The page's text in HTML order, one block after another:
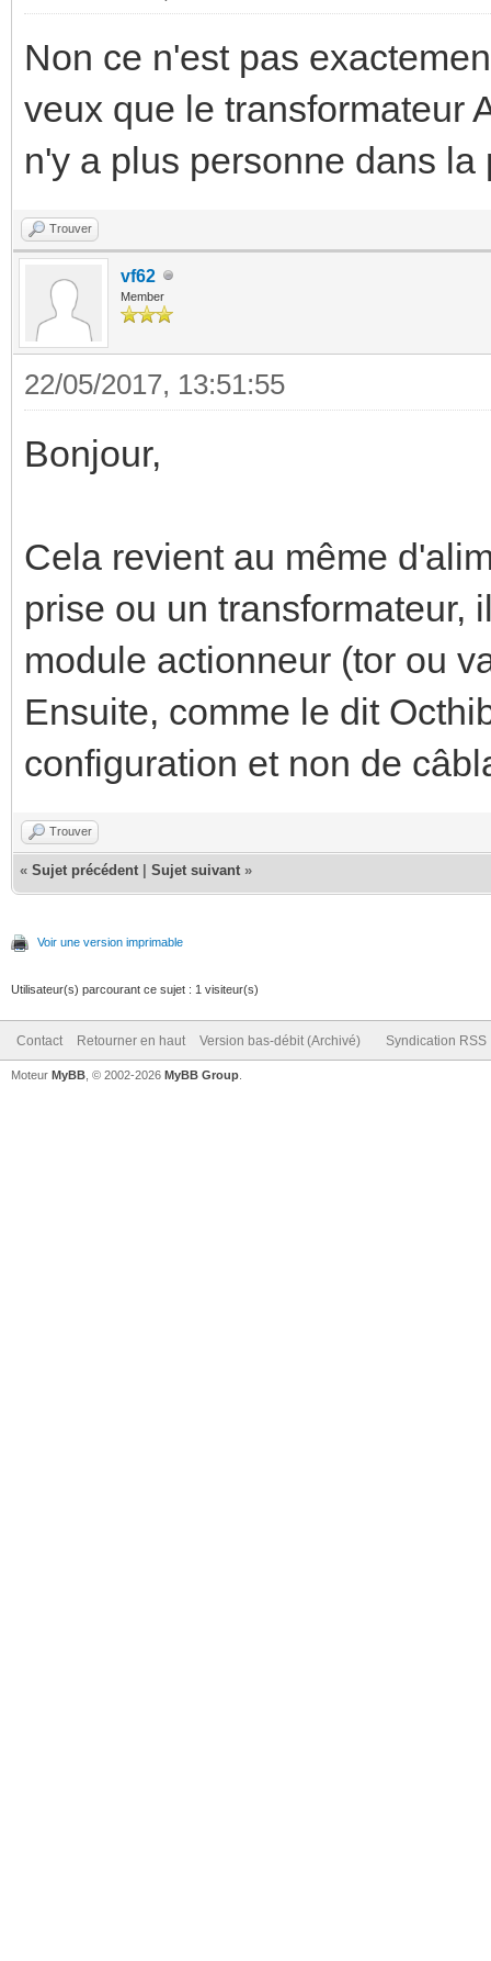
Non ce n'est pas
veux que le transformateur
n'y a plus personne dans la
Trouver
vf62
Member
22/05/2017, 13:51:55
Bonjour,
Cela revient au même
prise ou un transformateur,
module actionneur (tor ou
Ensuite, comme le dit
configuration et non de
Trouver
« Sujet précédent Sujet suivant »
Voir une version imprimable
Utilisateur(s) parcourant ce sujet : 1 visiteur(s)
Contact Retourner en haut Version bas-débit (Archivé) Syndication RSS
Moteur MyBB , © 2002-2026 MyBB Group